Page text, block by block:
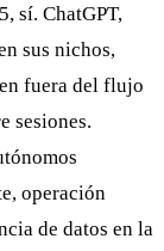
sí. ChatGPT,
sus nichos,
fuera del flujo
sesiones.
operación
de datos en la